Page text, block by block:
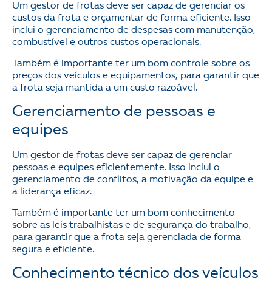
Um gestor de frotas deve ser capaz de gerenciar os
custos da frota e orçamentar de forma eficiente. Isso
inclui o gerenciamento de despesas com manutenção,
combustível e outros custos operacionais.
Também é importante ter um bom controle sobre os
preços dos veículos e equipamentos, para garantir que
a frota seja mantida a um custo razoável.
Gerenciamento de pessoas e
equipes
Um gestor de frotas deve ser capaz de gerenciar
pessoas e equipes eficientemente. Isso inclui o
gerenciamento de conflitos, a motivação da equipe e
a liderança eficaz.
Também é importante ter um bom conhecimento
sobre as leis trabalhistas e de segurança do trabalho,
para garantir que a frota seja gerenciada de forma
segura e eficiente.
Conhecimento técnico dos veículos